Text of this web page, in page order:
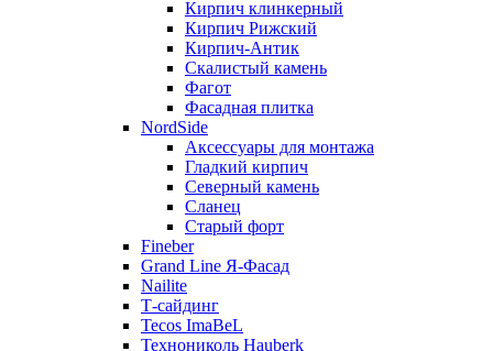
Кирпич клинкерный
Кирпич Рижский
Кирпич-Антик
Скалистый камень
Фагот
Фасадная плитка
NordSide
Аксессуары для монтажа
Гладкий кирпич
Северный камень
Сланец
Старый форт
Fineber
Grand Line Я-Фасад
Nailite
Т-сайдинг
Tecos ImaBeL
Технониколь Hauberk